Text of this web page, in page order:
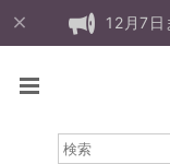
12月7日